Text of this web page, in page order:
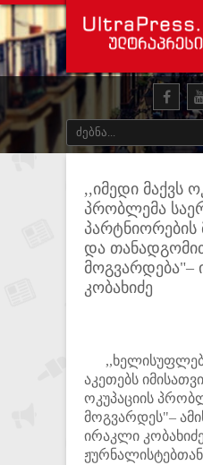
,,იმედი მაქვს
პრობლემა
და
მოგვარდება"–
კობახიძე
აკეთებს
ოკუპაციის
მოგვარდეს"–
ირაკლი
ჟურნალისტებთან